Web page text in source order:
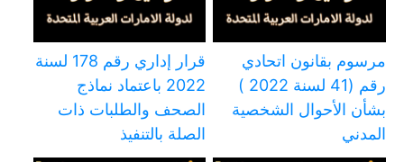
مرسوم بقانون اتحادي
رقم (41 لسنة 2022 )
بشأن الأحوال الشخصية
المدني
قرار إداري رقم 178 لسنة
2022 باعتماد نماذج
الصحف والطلبات ذات
الصلة بالتنفيذ